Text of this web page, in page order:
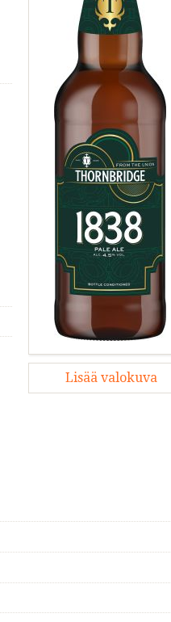
Lisää valokuva